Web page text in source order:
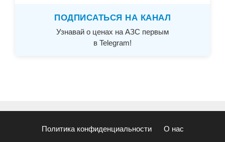
ПОДПИСАТЬСЯ НА КАНАЛ
Узнавай о ценах на АЗС первым
в Telegram!
Политика конфиденциальности О нас